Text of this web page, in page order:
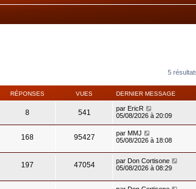
5
RÉPONSES VUES DERNIER MESSAGE
8 541 par EricR
05/08/2026 à 20:09
168 95427 par MMJ
05/08/2026 à 18:08
197 47054 par Don Cortisone
05/08/2026 à 08:29